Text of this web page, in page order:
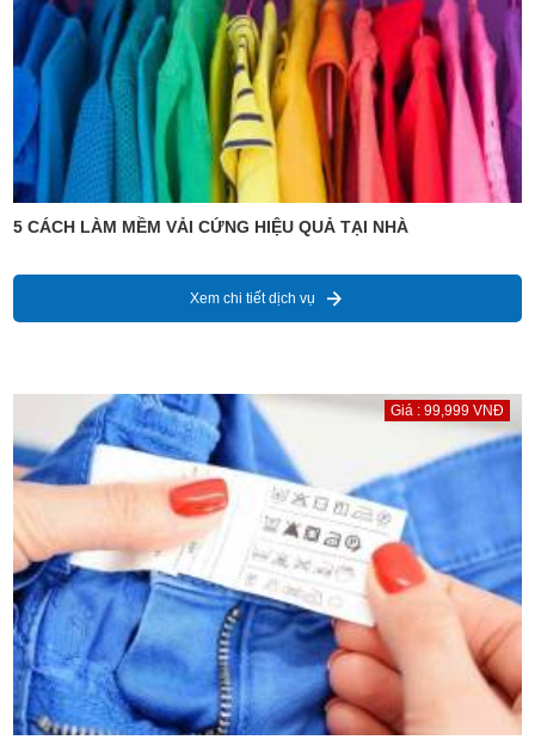
5 CÁCH LÀM MỀM VẢI CỨNG HIỆU QUẢ TẠI NHÀ
Xem chi tiết dịch vụ
Giá : 99,999 VNĐ